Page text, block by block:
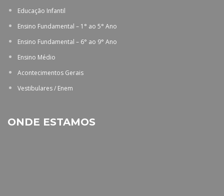
Educação Infantil
Ensino Fundamental – 1° ao 5° Ano
Ensino Fundamental – 6° ao 9° Ano
Ensino Médio
Acontecimentos Gerais
Vestibulares / Enem
ONDE ESTAMOS